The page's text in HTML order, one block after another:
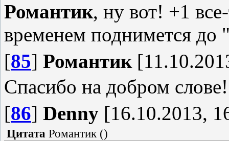
Романтик, ну вот! +1
временем поднимется
[85] Романтик
Спасибо на добром слове!
[86] Denny [16.10.2013,
Цитата Романтик()